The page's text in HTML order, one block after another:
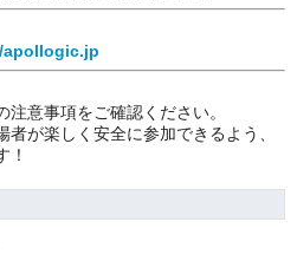
意事項をご確認ください。
者が楽しく安全に参加できるよう、
！